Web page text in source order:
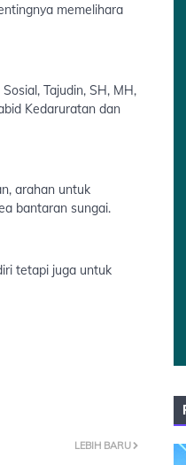
memelihara
Tajudin, SH, MH,
Kedaruratan dan
arahan untuk
bantaran sungai.
tetapi juga untuk
LEBIH BARU